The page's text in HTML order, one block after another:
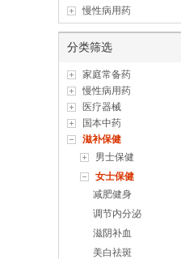
慢性病用药
分类筛选
家庭常备药
慢性病用药
医疗器械
国本中药
滋补保健
男士保健
女士保健
减肥健身
调节内分泌
滋阴补血
美白祛斑